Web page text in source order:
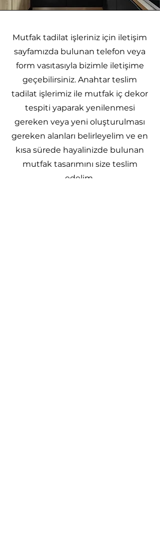
Mutfak tadilat işleriniz için iletişim
sayfamızda bulunan telefon veya
form vasıtasıyla bizimle iletişime
geçebilirsiniz. Anahtar teslim
tadilat işlerimiz ile mutfak iç dekor
tespiti yaparak yenilenmesi
gereken veya yeni oluşturulması
gereken alanları belirleyelim ve en
kısa sürede hayalinizde bulunan
mutfak tasarımını size teslim
edelim.